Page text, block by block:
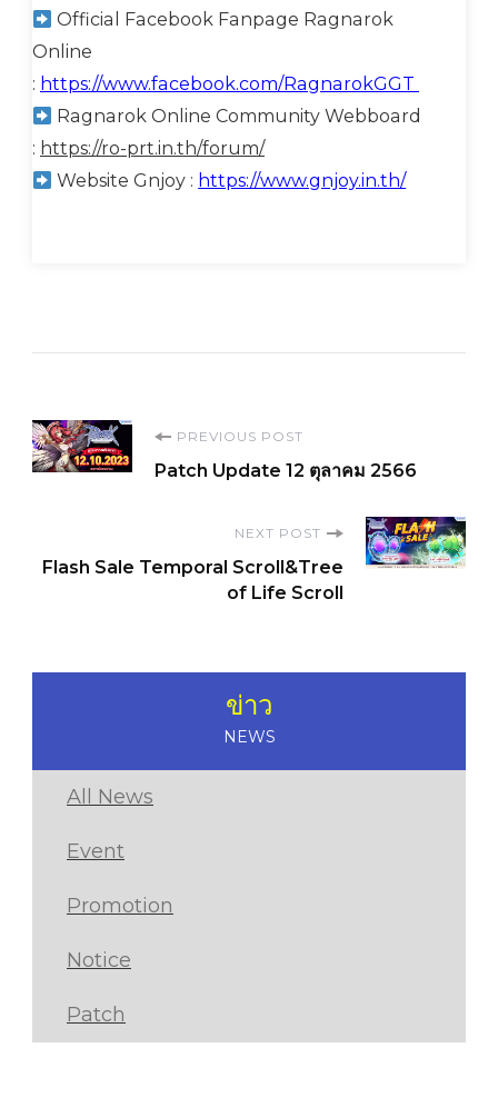
Official Facebook Fanpage Ragnarok
Online
: https://www.facebook.com/RagnarokGGT
Ragnarok Online Community Webboard
: https://ro-prt.in.th/forum/
Website Gnjoy : https://www.gnjoy.in.th/
Post
PREVIOUS POST
Patch Update 12 ตุลาคม 2566
NEXT POST
Flash Sale Temporal Scroll&Tree
of Life Scroll
ข่าว
NEWS
All News
Event
Promotion
Notice
Patch